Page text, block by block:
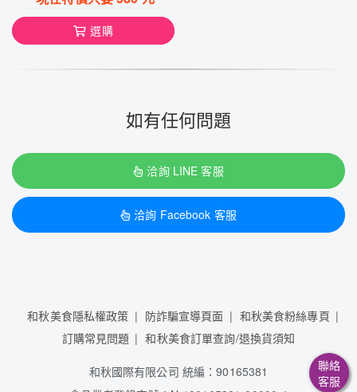
選購
如有任何問題
洽詢 LINE 客服
洽詢 Facebook 客服
和秋美食隱私權政策 防詐騙宣導頁面
和秋美食粉絲專頁
訂購常見問題
和秋美食訂單查詢/退換貨須知
和秋國際有限公司 統編：90165381
聯絡
客服